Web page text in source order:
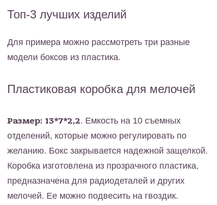
Топ-3 лучших изделий
Для примера можно рассмотреть три разные
модели боксов из пластика.
Пластиковая коробка для мелочей
Размер: 13*7*2,2. Емкость на 10 съемных
отделений, которые можно регулировать по
желанию. Бокс закрывается надежной защелкой.
Коробка изготовлена из прозрачного пластика,
предназначена для радиодеталей и других
мелочей. Ее можно подвесить на гвоздик.